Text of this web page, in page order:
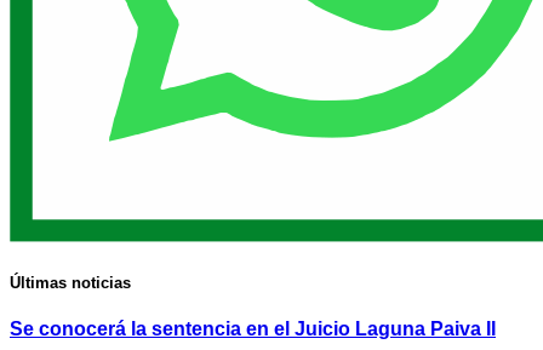
Últimas noticias
Se conocerá la sentencia en el Juicio Laguna Paiva II